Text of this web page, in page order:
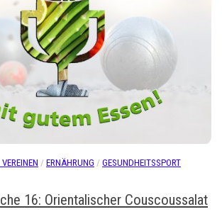
/ ERNÄHRUNG / GESUNDHEITSSPORT
16: Orientalischer Couscoussalat